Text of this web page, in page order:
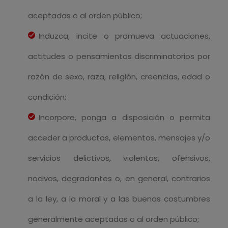
aceptadas o al orden público;
Induzca, incite o promueva actuaciones,
actitudes o pensamientos discriminatorios por
razón de sexo, raza, religión, creencias, edad o
condición;
Incorpore, ponga a disposición o permita
acceder a productos, elementos, mensajes y/o
servicios delictivos, violentos, ofensivos,
nocivos, degradantes o, en general, contrarios
a la ley, a la moral y a las buenas costumbres
generalmente aceptadas o al orden público;